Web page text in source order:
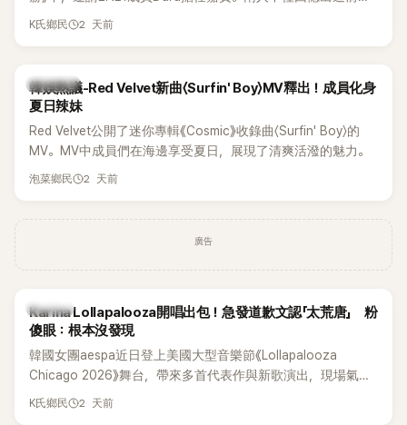
青澀往事，也首度聊起當年鬧得沸沸揚揚的緋聞，讓東海忍不
K氏鄉民 2 天前
熱議討論
韓娛熱議-Red Velvet新曲〈Surfin' Boy〉MV釋出！成員化身
夏日辣妹
Red Velvet公開了迷你專輯《Cosmic》收錄曲〈Surfin' Boy〉的
MV。MV中成員們在海邊享受夏日，展現了清爽活潑的魅力。
泡菜鄉民 2 天前
廣告
K-POP
Karina Lollapalooza開唱出包！急發道歉文認「太荒唐」 粉
傻眼：根本沒發現
韓國女團aespa近日登上美國大型音樂節《Lollapalooza
Chicago 2026》舞台，帶來多首代表作與新歌演出，現場氣氛
嗨翻。不過，成員Karina卻在演出後主動坦承，自己因為太緊
K氏鄉民 2 天前